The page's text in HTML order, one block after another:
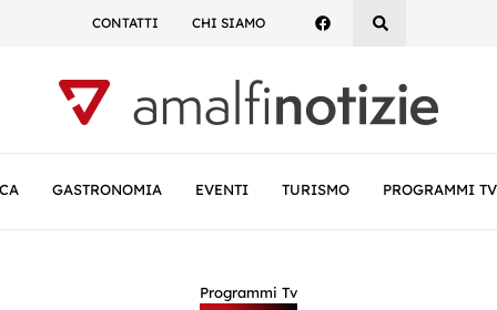
CONTATTI CHI SIAMO
GASTRONOMIA EVENTI TURISMO PROGRAMMI TV
Programmi Tv